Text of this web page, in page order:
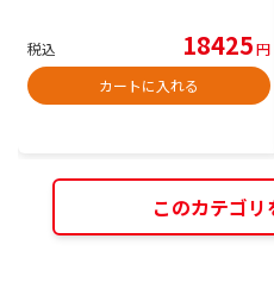
税込 18425円
カートに入れる
このカテゴ